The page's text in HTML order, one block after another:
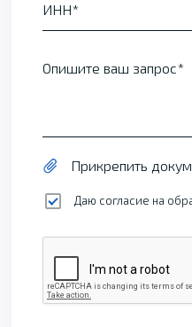
ИНН
Опишите ваш запрос
Прикрепить
Даю согласие на